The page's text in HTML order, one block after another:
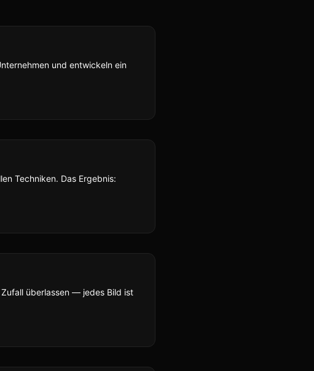
und entwickeln ein
Techniken. Das Ergebnis:
überlassen — jedes Bild ist